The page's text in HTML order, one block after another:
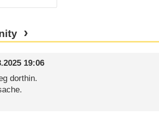
19:06
dorthin.